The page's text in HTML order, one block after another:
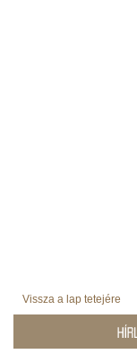
Vissza a lap tetejére